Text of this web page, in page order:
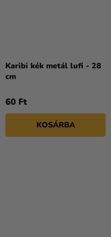
Karibi kék metál lufi - 28
cm
60 Ft
KOSÁRBA